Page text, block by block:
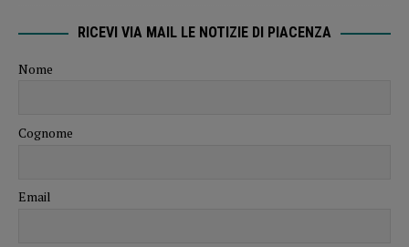
RICEVI VIA MAIL LE NOTIZIE DI PIACENZA
Nome
Cognome
Email